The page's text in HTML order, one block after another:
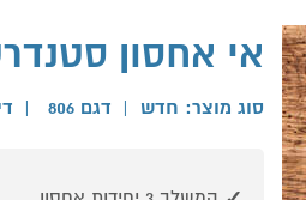
אי אחסון
סוג מוצר: חדש | דגם 806 |